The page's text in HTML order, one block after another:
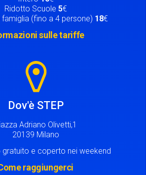
Ridotto Scuole 5€
(fino a 4 persone) 18€
sulle tariffe
Dov'è STEP
Adriano Olivetti,1
20139 Milano
gratuito e coperto nei weekend
raggiungerci